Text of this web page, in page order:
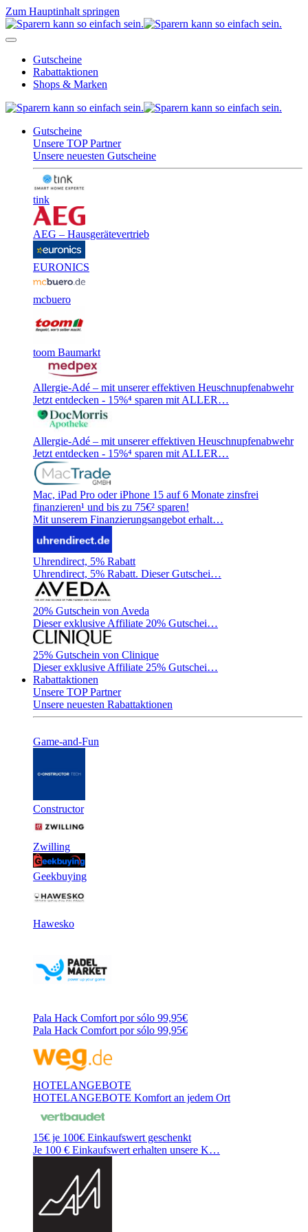
Zum Hauptinhalt springen
Gutscheine
Rabattaktionen
Shops & Marken
Gutscheine
Unsere TOP Partner
Unsere neuesten Gutscheine
tink
AEG – Hausgerätevertrieb
EURONICS
mcbuero
toom Baumarkt
Allergie-Adé – mit unserer effektiven Heuschnupfenabwehr
Jetzt entdecken - 15%⁴ sparen mit ALLER…
Allergie-Adé – mit unserer effektiven Heuschnupfenabwehr
Jetzt entdecken - 15%⁴ sparen mit ALLER…
Mac, iPad Pro oder iPhone 15 auf 6 Monate zinsfrei
finanzieren¹ und bis zu 75€² sparen!
Mit unserem Finanzierungsangebot erhalt…
Uhrendirect, 5% Rabatt
Uhrendirect, 5% Rabatt. Dieser Gutschei…
20% Gutschein von Aveda
Dieser exklusive Affiliate 20% Gutschei…
25% Gutschein von Clinique
Dieser exklusive Affiliate 25% Gutschei…
Rabattaktionen
Unsere TOP Partner
Unsere neuesten Rabattaktionen
Game-and-Fun
Constructor
Zwilling
Geekbuying
Hawesko
Pala Hack Comfort por sólo 99,95€
Pala Hack Comfort por sólo 99,95€
HOTELANGEBOTE
HOTELANGEBOTE Komfort an jedem Ort
15€ je 100€ Einkaufswert geschenkt
Je 100 € Einkaufswert erhalten unsere K…